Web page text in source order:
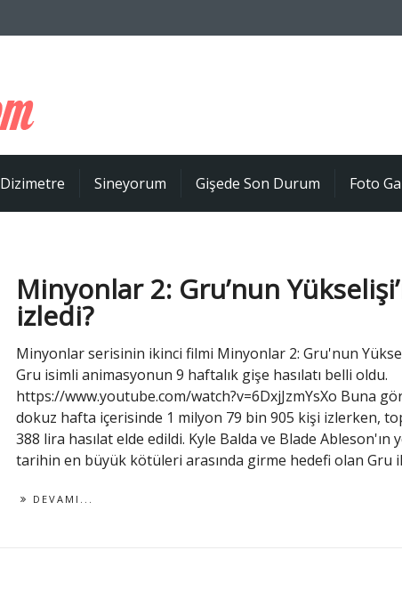
Dizimetre Sineyorum Gişede Son Durum Foto
Minyonlar 2: Gru’nun
izledi?
Minyonlar serisinin ikinci filmi Minyonlar 2: Gru'nun
Gru isimli animasyonun 9 haftalık gişe hasılatı belli oldu.
https://www.youtube.com/watch?v=6DxjJzmYsXo Buna
dokuz hafta içerisinde 1 milyon 79 bin 905 kişi izlerken,
388 lira hasılat elde edildi. Kyle Balda ve Blade Ableson'ın
tarihin en büyük kötüleri arasında girme hedefi olan Gru
DEVAMI...